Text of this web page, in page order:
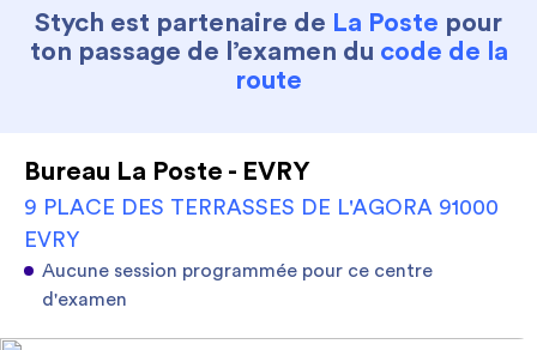
Stych est partenaire de La Poste pour
ton passage de l’examen du code de la
route
Bureau La Poste - EVRY
9 PLACE DES TERRASSES DE L'AGORA 91000
EVRY
Aucune session programmée pour ce centre
d'examen